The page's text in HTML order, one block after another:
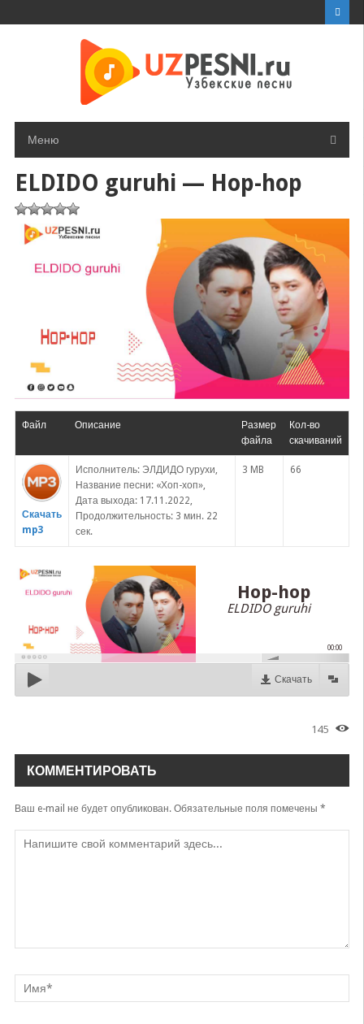
Меню
ELDIDO guruhi — Hop-hop
Файл Описание
Размер
файла
Кол-во
скачиваний
Скачать
mp3
Исполнитель: ЭЛДИДО гурухи,
Название песни: «Хоп-хоп»,
Дата выхода: 17.11.2022,
Продолжительность: 3 мин. 22
сек.
3 MB 66
Hop-hop
ELDIDO guruhi
00:00
Скачать
145
КОММЕНТИРОВАТЬ
Ваш e-mail не будет опубликован.Обязательные поля помечены *